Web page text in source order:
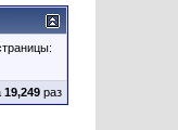
19,249раз